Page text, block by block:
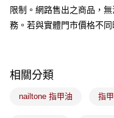
台新國際商業銀行
台灣樂天信用卡公司
Google Pay
相關說明
1.本服務由台灣大哥大提供，
ATM付款
限制。網路售出之商品，
務。若與實體門市價格不
相關分類
nailtone 指甲油 指